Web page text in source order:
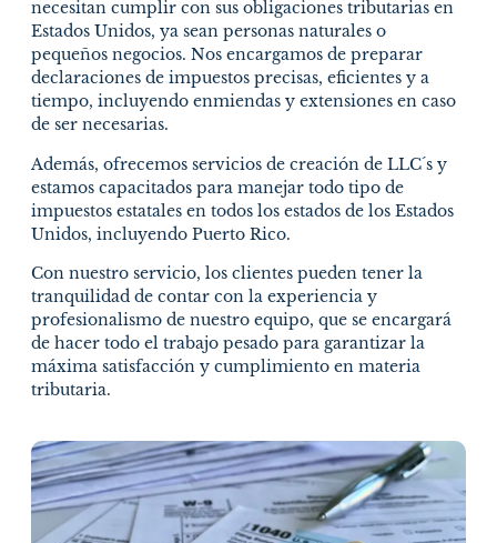
necesitan cumplir con sus obligaciones tributarias en
Estados Unidos, ya sean personas naturales o
pequeños negocios. Nos encargamos de preparar
declaraciones de impuestos precisas, eficientes y a
tiempo, incluyendo enmiendas y extensiones en caso
de ser necesarias.
Además, ofrecemos servicios de creación de LLC´s y
estamos capacitados para manejar todo tipo de
impuestos estatales en todos los estados de los Estados
Unidos, incluyendo Puerto Rico.
Con nuestro servicio, los clientes pueden tener la
tranquilidad de contar con la experiencia y
profesionalismo de nuestro equipo, que se encargará
de hacer todo el trabajo pesado para garantizar la
máxima satisfacción y cumplimiento en materia
tributaria.